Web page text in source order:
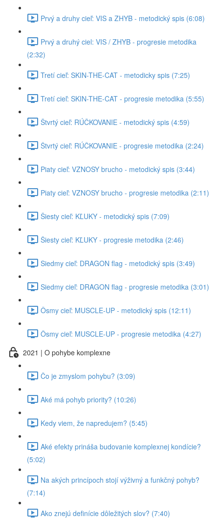
Prvý a druhy cieľ: VIS a ZHYB - metodický spis (6:08)
Prvý a druhý ciel: VIS / ZHYB - progresie metodika
(2:32)
Tretí cieľ: SKIN-THE-CAT - metodicky spis (7:25)
Tretí cieľ: SKIN-THE-CAT - progresie metodika (5:55)
Štvrtý cieľ: RÚČKOVANIE - metodický spis (4:59)
Štvrtý cieľ: RÚČKOVANIE - progresie metodika (2:24)
Piaty cieľ: VZNOSY brucho - metodický spis (3:44)
Piaty cieľ: VZNOSY brucho - progresie metodika (2:11)
Šiesty cieľ: KĽUKY - metodický spis (7:09)
Šiesty cieľ: KĽUKY - progresie metodika (2:46)
Siedmy cieľ: DRAGON flag - metodický spis (3:49)
Siedmy cieľ: DRAGON flag - progresie metodika (3:01)
Ôsmy cieľ: MUSCLE-UP - metodický spis (12:11)
Ôsmy cieľ: MUSCLE-UP - progresie metodika (4:27)
2021 | O pohybe komplexne
Čo je zmyslom pohybu? (3:09)
Aké má pohyb priority? (10:26)
Kedy viem, že napredujem? (5:45)
Aké efekty prináša budovanie komplexnej kondície?
(5:02)
Na akých princípoch stojí výživný a funkčný pohyb?
(7:14)
Ako znejú definície dôležitých slov? (7:40)